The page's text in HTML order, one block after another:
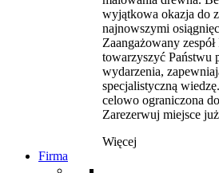
wyjątkowa okazja do
najnowszymi
Zaangażowany
towarzyszyć Państwu
wydarzenia,
specjalistyczną
celowo ograniczona
Zarezerwuj miejsce
Więcej
Firma